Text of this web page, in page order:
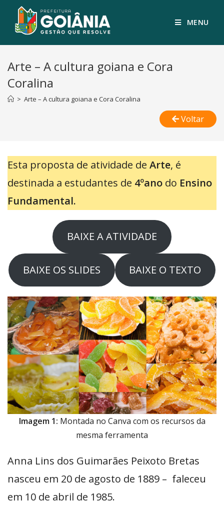
MENU
Arte – A cultura goiana e Cora
Coralina
> Arte – A cultura goiana e Cora Coralina
Voltar
Esta proposta de atividade de Arte, é
destinada a estudantes de 4ºano do Ensino
Fundamental.
BAIXE A ATIVIDADE
BAIXE OS SLIDES BAIXE O TEXTO
Imagem 1: Montada no Canva com os recursos da
mesma ferramenta
Anna Lins dos Guimarães Peixoto Bretas
nasceu em 20 de agosto de 1889 – faleceu
em 10 de abril de 1985.